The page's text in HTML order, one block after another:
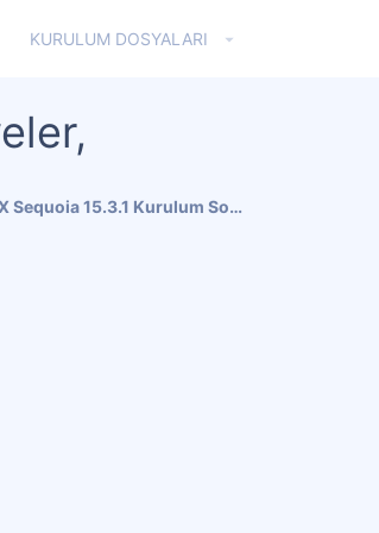
KURULUM DOSYALARI
Ryzen 7 5800X Sequoia 15.3.1 Kurulum Sorunu